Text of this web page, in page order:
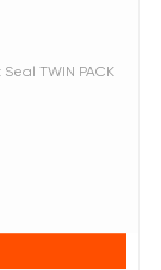
TWIN PACK